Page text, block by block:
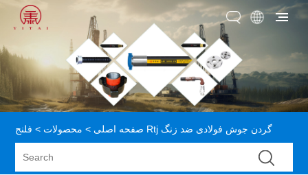
صفحه اصلی > محصولات > فلنج Rtj گردن جوش فولادی ضد زنگ